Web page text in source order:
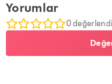
Yorumlar
0